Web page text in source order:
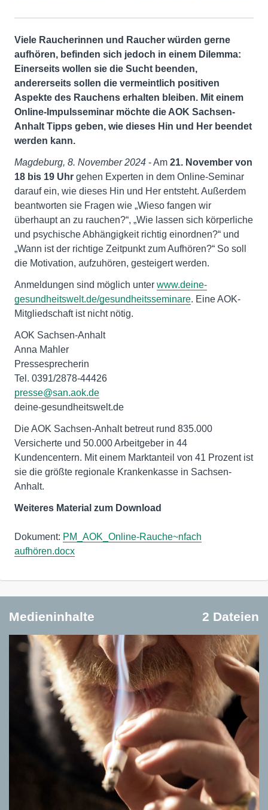
Viele Raucherinnen und Raucher würden gerne
aufhören, befinden sich jedoch in einem Dilemma:
Einerseits wollen sie die Sucht beenden,
andererseits sollen die vermeintlich positiven
Aspekte des Rauchens erhalten bleiben. Mit einem
Online-Impulsseminar möchte die AOK Sachsen-
Anhalt Tipps geben, wie dieses Hin und Her beendet
werden kann.
Magdeburg, 8. November 2024 - Am 21. November von
18 bis 19 Uhr gehen Experten in dem Online-Seminar
darauf ein, wie dieses Hin und Her entsteht. Außerdem
beantworten sie Fragen wie „Wieso fangen wir
überhaupt an zu rauchen?“, „Wie lassen sich körperliche
und psychische Abhängigkeit richtig einordnen?“ und
„Wann ist der richtige Zeitpunkt zum Aufhören?“ So soll
die Motivation, aufzuhören, gesteigert werden.
Anmeldungen sind möglich unter www.deine-
gesundheitswelt.de/gesundheitsseminare. Eine AOK-
Mitgliedschaft ist nicht nötig.
AOK Sachsen-Anhalt
Anna Mahler
Pressesprecherin
presse@san.aok.de
deine-gesundheitswelt.de
Die AOK Sachsen-Anhalt betreut rund 835.000
Versicherte und 50.000 Arbeitgeber in 44
Kundencentern. Mit einem Marktanteil von 41 Prozent ist
sie die größte regionale Krankenkasse in Sachsen-
Anhalt.
Weiteres Material zum Download
Dokument: PM_AOK_Online-Rauche~nfach
aufhören.docx
Medieninhalte 2 Dateien